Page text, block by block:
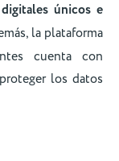
únicos e
la plataforma
cuenta con
los datos